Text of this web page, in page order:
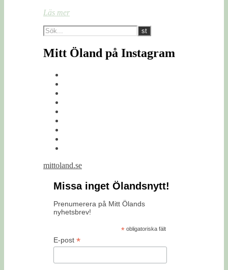
Läs mer
Mitt Öland på Instagram
mittoland.se
Missa inget Ölandsnytt!
Prenumerera på Mitt Ölands
nyhetsbrev!
*obligatoriska fält
E-post *